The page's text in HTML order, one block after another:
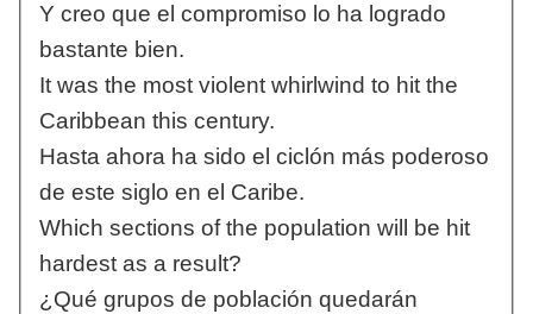
Y creo que el compromiso lo ha logrado
bastante bien.
It was the most violent whirlwind to hit the
Caribbean this century.
Hasta ahora ha sido el ciclón más poderoso
de este siglo en el Caribe.
Which sections of the population will be hit
hardest as a result?
¿Qué grupos de población quedarán